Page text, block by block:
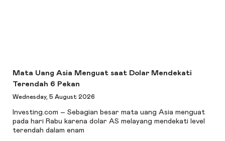
Mata Uang Asia Menguat saat Dolar Mendekati
Terendah 6 Pekan
Wednesday, 5 August 2026
Investing.com – Sebagian besar mata uang Asia menguat
pada hari Rabu karena dolar AS melayang mendekati level
terendah dalam enam